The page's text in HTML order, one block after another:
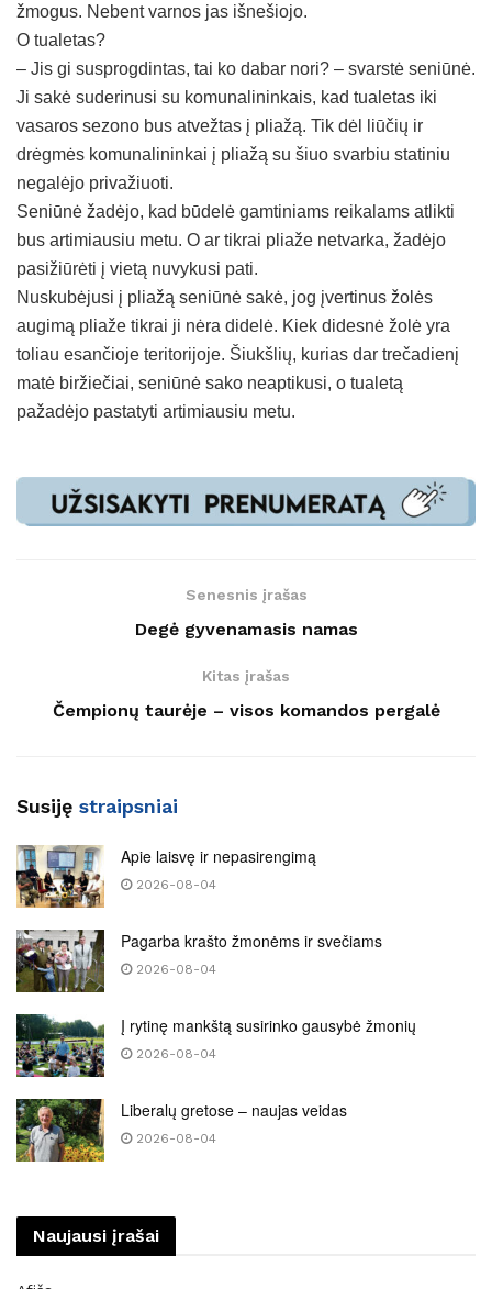
žmogus. Nebent varnos jas išnešiojo.
O tualetas?
– Jis gi susprogdintas, tai ko dabar nori? – svarstė seniūnė.
Ji sakė suderinusi su komunalininkais, kad tualetas iki
vasaros sezono bus atvežtas į pliažą. Tik dėl liūčių ir
drėgmės komunalininkai į pliažą su šiuo svarbiu statiniu
negalėjo privažiuoti.
Seniūnė žadėjo, kad būdelė gamtiniams reikalams atlikti
bus artimiausiu metu. O ar tikrai pliaže netvarka, žadėjo
pasižiūrėti į vietą nuvykusi pati.
Nuskubėjusi į pliažą seniūnė sakė, jog įvertinus žolės
augimą pliaže tikrai ji nėra didelė. Kiek didesnė žolė yra
toliau esančioje teritorijoje. Šiukšlių, kurias dar trečadienį
matė biržiečiai, seniūnė sako neaptikusi, o tualetą
pažadėjo pastatyti artimiausiu metu.
Senesnis įrašas
Degė gyvenamasis namas
Kitas įrašas
Čempionų taurėje – visos komandos pergalė
Susiję straipsniai
Apie laisvę ir nepasirengimą
2026-08-04
Pagarba krašto žmonėms ir svečiams
2026-08-04
Į rytinę mankštą susirinko gausybė žmonių
2026-08-04
Liberalų gretose – naujas veidas
2026-08-04
Naujausi įrašai